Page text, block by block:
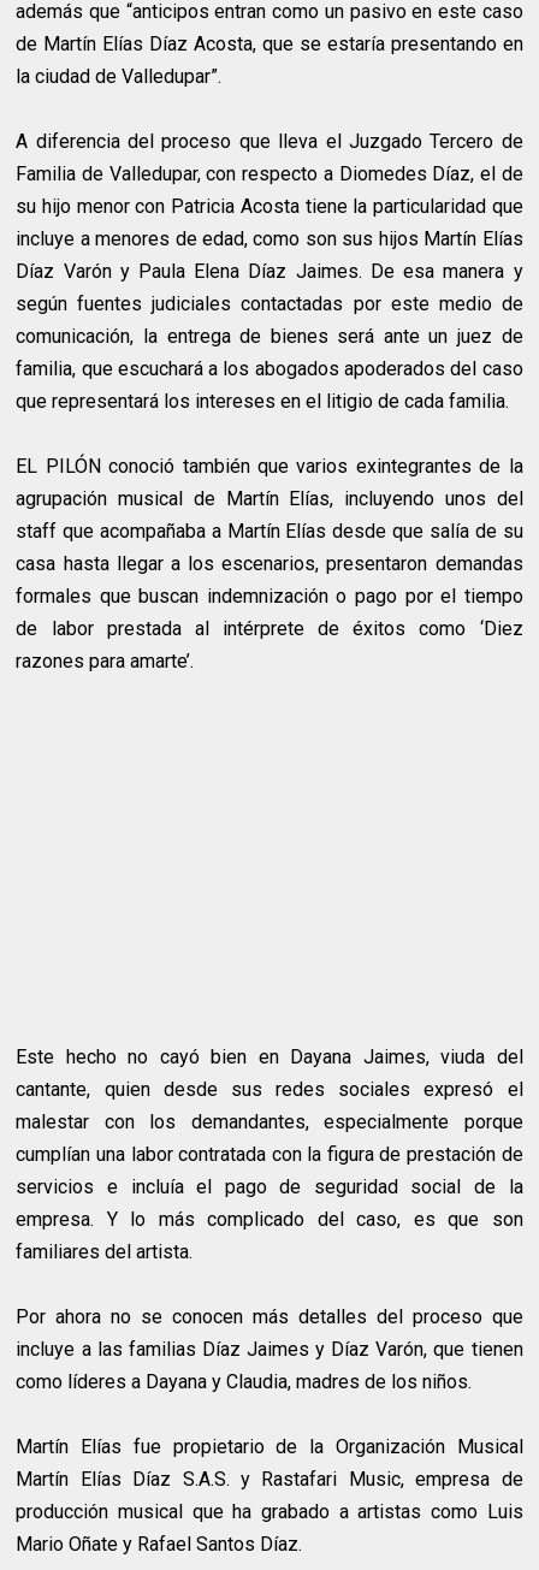
además que “anticipos entran como un pasivo en este caso
de Martín Elías Díaz Acosta, que se estaría presentando en
la ciudad de Valledupar”.
A diferencia del proceso que lleva el Juzgado Tercero de
Familia de Valledupar, con respecto a Diomedes Díaz, el de
su hijo menor con Patricia Acosta tiene la particularidad que
incluye a menores de edad, como son sus hijos Martín Elías
Díaz Varón y Paula Elena Díaz Jaimes. De esa manera y
según fuentes judiciales contactadas por este medio de
comunicación, la entrega de bienes será ante un juez de
familia, que escuchará a los abogados apoderados del caso
que representará los intereses en el litigio de cada familia.
EL PILÓN conoció también que varios exintegrantes de la
agrupación musical de Martín Elías, incluyendo unos del
staff que acompañaba a Martín Elías desde que salía de su
casa hasta llegar a los escenarios, presentaron demandas
formales que buscan indemnización o pago por el tiempo
de labor prestada al intérprete de éxitos como ‘Diez
razones para amarte’.
Este hecho no cayó bien en Dayana Jaimes, viuda del
cantante, quien desde sus redes sociales expresó el
malestar con los demandantes, especialmente porque
cumplían una labor contratada con la figura de prestación de
servicios e incluía el pago de seguridad social de la
empresa. Y lo más complicado del caso, es que son
familiares del artista.
Por ahora no se conocen más detalles del proceso que
incluye a las familias Díaz Jaimes y Díaz Varón, que tienen
como líderes a Dayana y Claudia, madres de los niños.
Martín Elías fue propietario de la Organización Musical
Martín Elías Díaz S.A.S. y Rastafari Music, empresa de
producción musical que ha grabado a artistas como Luis
Mario Oñate y Rafael Santos Díaz.